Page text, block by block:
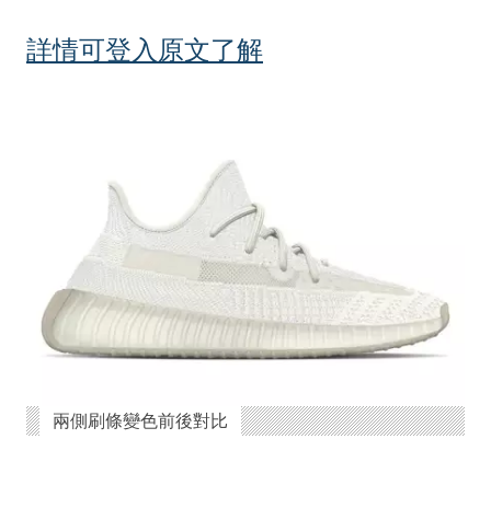
詳情可登入原文了解
兩側刷條變色前後對比